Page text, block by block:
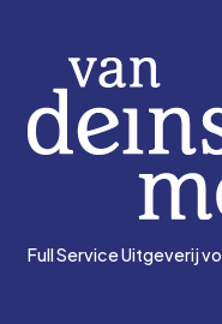
Full Service Uitgeverij